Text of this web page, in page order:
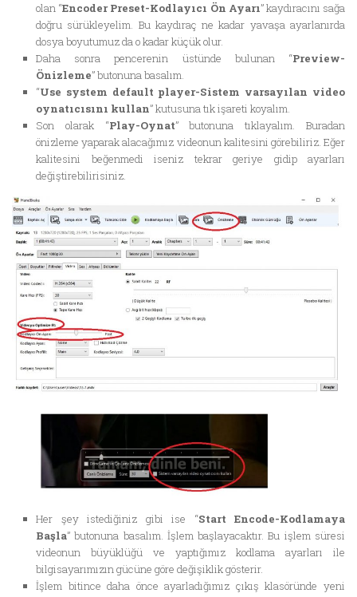
olan “Encoder Preset-Kodlayıcı Ön Ayarı” kaydıracını sağa
doğru sürükleyelim. Bu kaydıraç ne kadar yavaşa ayarlanırda
dosya boyutumuz da o kadar küçük olur.
Daha sonra pencerenin üstünde bulunan “Preview-
Önizleme” butonuna basalım.
“Use system default player-Sistem varsayılan video
oynatıcısını kullan” kutusuna tık işareti koyalım.
Son olarak “Play-Oynat” butonuna tıklayalım. Buradan
önizleme yaparak alacağımız videonun kalitesini görebiliriz. Eğer
kalitesini beğenmedi iseniz tekrar geriye gidip ayarları
değiştirebilirisiniz.
Her şey istediğiniz gibi ise “Start Encode-Kodlamaya
Başla” butonuna basalım. İşlem başlayacaktır. Bu işlem süresi
videonun büyüklüğü ve yaptığımız kodlama ayarları ile
bilgisayarımızın gücüne göre değişiklik gösterir.
İşlem bitince daha önce ayarladığımız çıkış klasöründe yeni